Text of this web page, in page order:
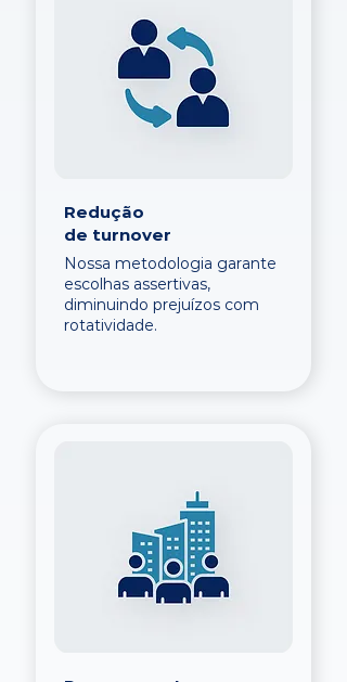
Redução
de turnover
Nossa metodologia garante
escolhas assertivas,
diminuindo prejuízos com
rotatividade.